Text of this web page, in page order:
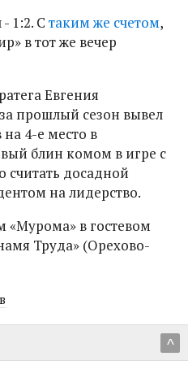
1:2. С таким же счетом,
в тот же вечер
Евгения
прошлый сезон вывел
4-е место в
блин комом в игре с
досадной
на лидерство.
в гостевом
Труда» (Орехово-
^